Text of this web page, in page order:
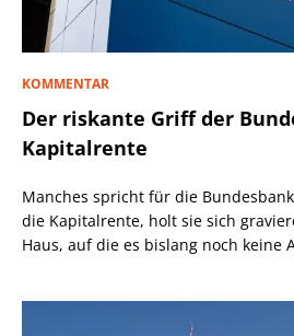
KOMMENTAR
Der riskante Griff der
Kapitalrente
Manches spricht für die
die Kapitalrente, holt sie sich
Haus, auf die es bislang noch keine